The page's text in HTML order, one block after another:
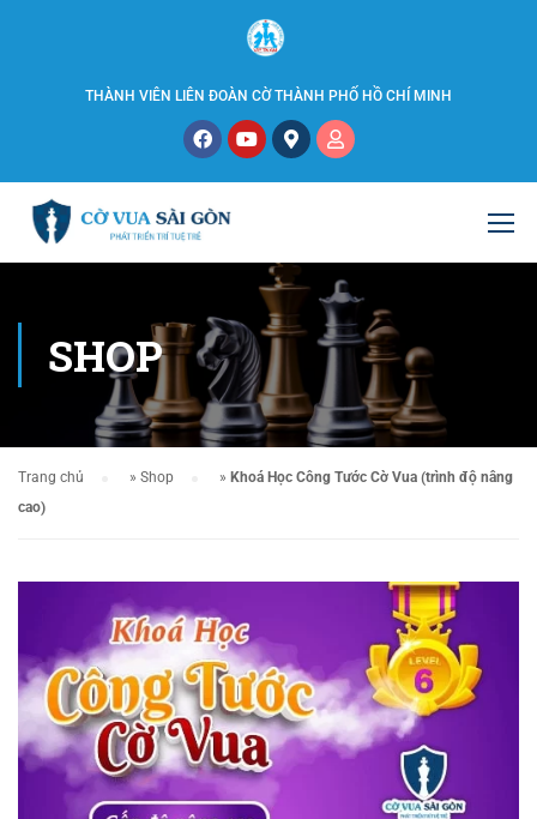
THÀNH VIÊN LIÊN ĐOÀN CỜ THÀNH PHỐ HỒ CHÍ MINH
SHOP
Trang chủ » Shop » Khoá Học Công Tước Cờ Vua (trình độ nâng
cao)